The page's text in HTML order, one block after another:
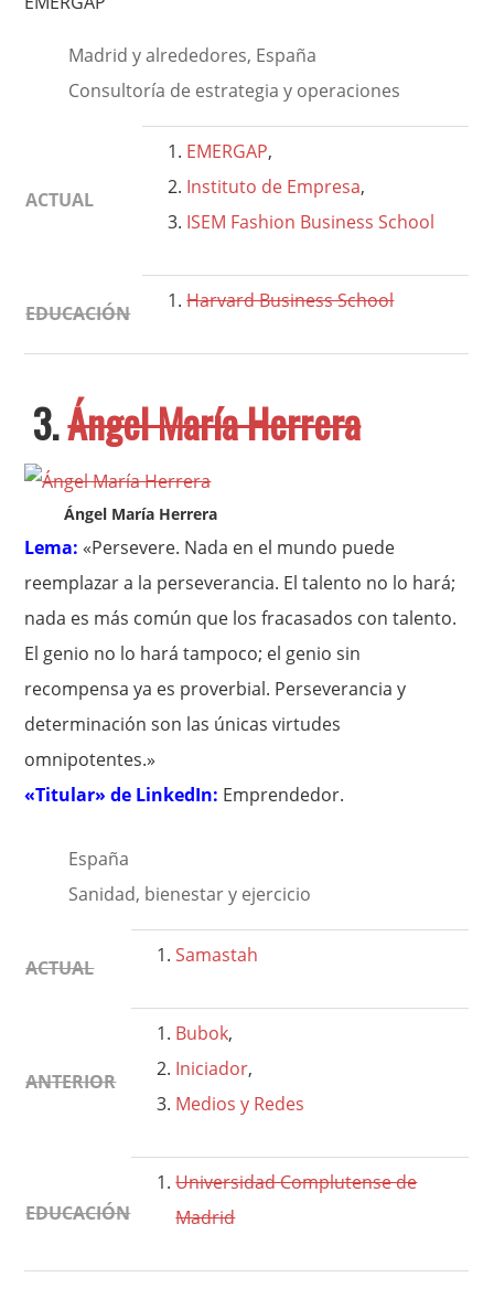
Madrid y alrededores, España
Consultoría de estrategia y operaciones
ACTUAL
EMERGAP,
Instituto de Empresa,
ISEM Fashion Business School
EDUCACIÓN
Harvard Business School
3.Ángel María Herrera
Ángel María Herrera
Lema: «Persevere. Nada en el mundo puede
reemplazar a la perseverancia. El talento no lo hará;
nada es más común que los fracasados con talento.
El genio no lo hará tampoco; el genio sin
recompensa ya es proverbial. Perseverancia y
determinación son las únicas virtudes
omnipotentes.»
«Titular» de LinkedIn: Emprendedor.
España
Sanidad, bienestar y ejercicio
ACTUAL
Samastah
ANTERIOR
Bubok,
Iniciador,
Medios y Redes
EDUCACIÓN
Universidad Complutense de
Madrid